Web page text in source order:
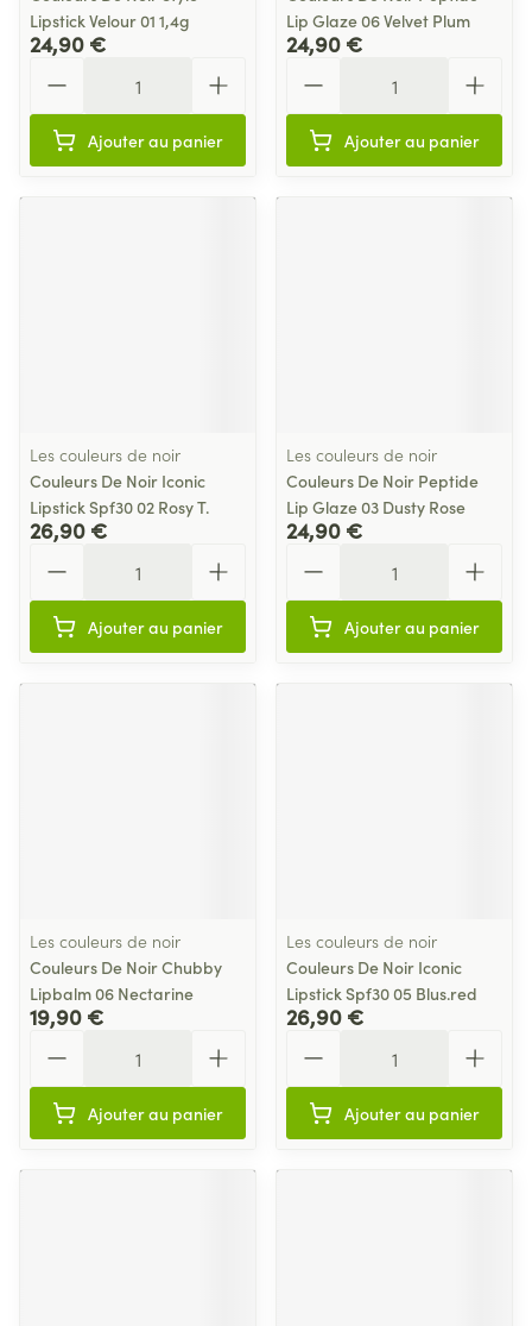
Lipstick Velour 01 1,4g
24,90 €
Ajouter au panier
Lip Glaze 06 Velvet Plum
24,90 €
Ajouter au panier
Les couleurs de noir
Couleurs De Noir Iconic
Lipstick Spf30 02 Rosy T.
26,90 €
Ajouter au panier
Les couleurs de noir
Couleurs De Noir Peptide
Lip Glaze 03 Dusty Rose
24,90 €
Ajouter au panier
Les couleurs de noir
Couleurs De Noir Chubby
Lipbalm 06 Nectarine
19,90 €
Ajouter au panier
Les couleurs de noir
Couleurs De Noir Iconic
Lipstick Spf30 05 Blus.red
26,90 €
Ajouter au panier